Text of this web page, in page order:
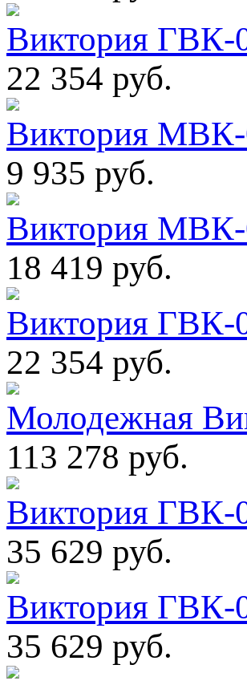
Виктория ГВК-
22 354 руб.
Виктория МВК-
9 935 руб.
Виктория МВК-
18 419 руб.
Виктория ГВК-
22 354 руб.
Молодежная
113 278 руб.
Виктория ГВК-
35 629 руб.
Виктория ГВК-
35 629 руб.